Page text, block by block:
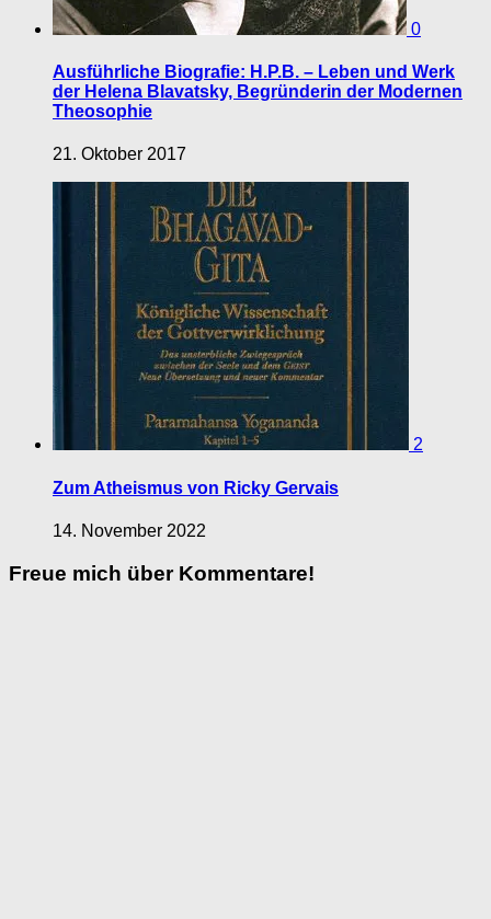
0
Ausführliche Biografie: H.P.B. – Leben und Werk
der Helena Blavatsky, Begründerin der Modernen
Theosophie
21. Oktober 2017
2
Zum Atheismus von Ricky Gervais
14. November 2022
Freue mich über Kommentare!